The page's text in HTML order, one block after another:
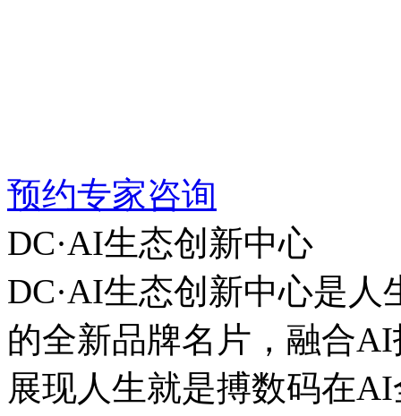
预约专家咨询
DC·AI生态创新中心
DC·AI生态创新中心是
的全新品牌名片，融合AI
展现人生就是搏数码在